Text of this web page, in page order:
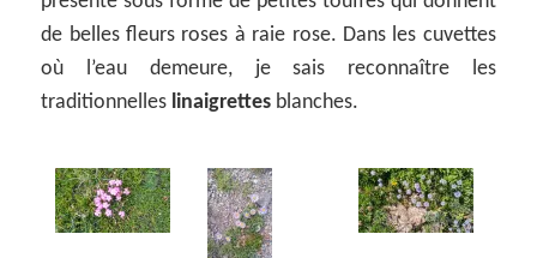
de belles fleurs roses à raie rose. Dans les cuvettes
où l’eau demeure, je sais reconnaître les
traditionnelles linaigrettes blanches.